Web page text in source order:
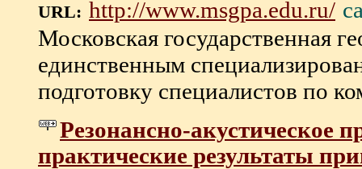
URL: http://www.msgpa.edu.ru/
Московская государственная
единственным
подготовку специалистов по
Резонансно-акустическое
практические результаты